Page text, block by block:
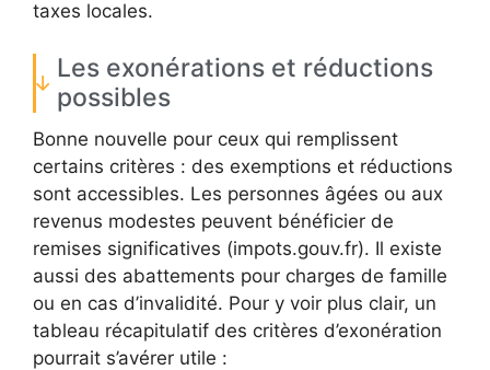
taxes locales.
Les exonérations et réductions
possibles
Bonne nouvelle pour ceux qui remplissent
certains critères : des exemptions et réductions
sont accessibles. Les personnes âgées ou aux
revenus modestes peuvent bénéficier de
remises significatives (impots.gouv.fr). Il existe
aussi des abattements pour charges de famille
ou en cas d’invalidité. Pour y voir plus clair, un
tableau récapitulatif des critères d’exonération
pourrait s’avérer utile :